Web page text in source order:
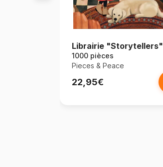
Librairie "Storytellers"
1000 pièces
Pieces & Peace
22,95€